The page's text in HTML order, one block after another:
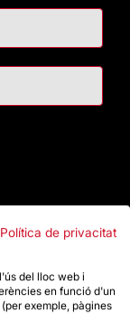
Política de privacitat
del lloc web i
en funció d'un
exemple, pàgines